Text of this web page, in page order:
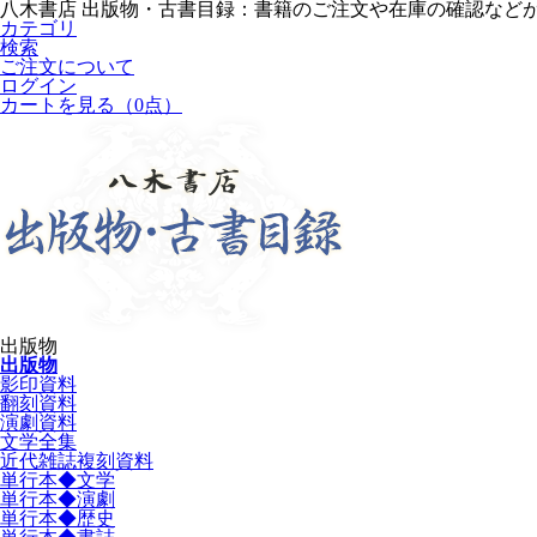
八木書店 出版物・古書目録：書籍のご注文や在庫の確認など
カテゴリ
検索
ご注文について
ログイン
カートを見る
（0点）
出版物
出版物
影印資料
翻刻資料
演劇資料
文学全集
近代雑誌複刻資料
単行本◆文学
単行本◆演劇
単行本◆歴史